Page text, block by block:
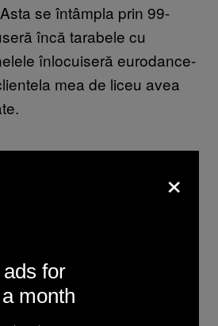
se întâmpla prin 99-
încă tarabele cu
înlocuiseră eurodance-
mea de liceu avea
×
for
month